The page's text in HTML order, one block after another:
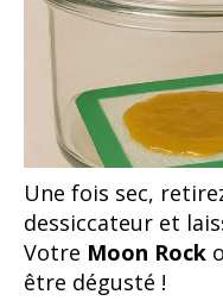
Une fois sec,
dessiccateur et
Votre Moon Rock
être dégusté !